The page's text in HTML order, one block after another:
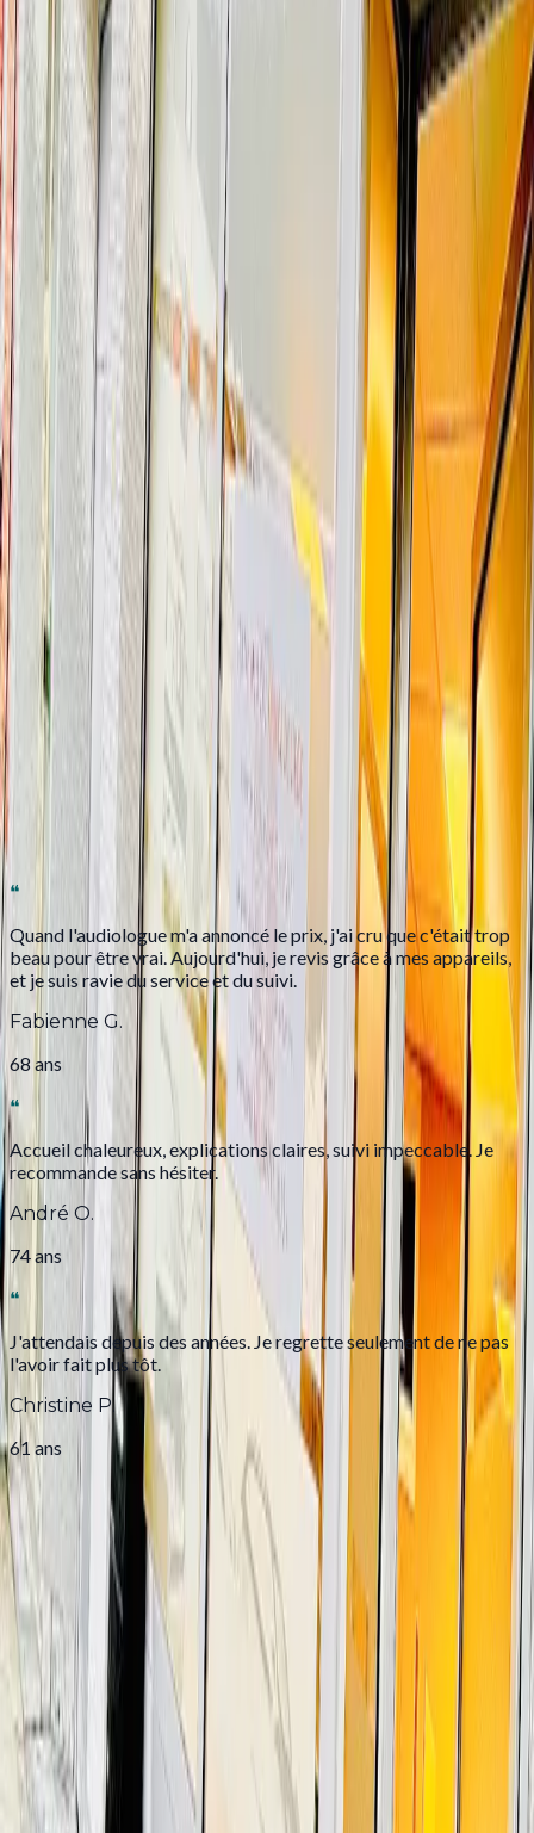
Bd. du Jubilé 73
Molenbeek
Maison Médicale Univers Santé
Av. de l'Astronomie 30
Saint-Josse
Centre Médical du Val
Rue Edouard Gersis 18
Woluwe-Saint-Pierre
Centre Médical du Parvis de Saint-Gilles
Chaussée de Waterloo 52
Saint-Gilles
Centre Médical Prince de Liège
Rue du Potaerdenberg 21
Ce que disent nos patients
❝
Quand l'audiologue m'a annoncé le prix, j'ai cru que c'était trop
beau pour être vrai. Aujourd'hui, je revis grâce à mes appareils,
et je suis ravie du service et du suivi.
Fabienne G.
68 ans
❝
Accueil chaleureux, explications claires, suivi impeccable. Je
recommande sans hésiter.
André O.
74 ans
❝
J'attendais depuis des années. Je regrette seulement de ne pas
l'avoir fait plus tôt.
Christine P.
61 ans
Je réserve mon essai gratuit
Je réserve mon essai gratuit
Laissez-nous vous aider à changer votre vie. Réservez votre
essai gratuit et sans engagement, et essayez nos appareils
auditifs pendant 30 jours.
Votre nom *
Numéro de téléphone *
Votre e-mail *
Sujet *